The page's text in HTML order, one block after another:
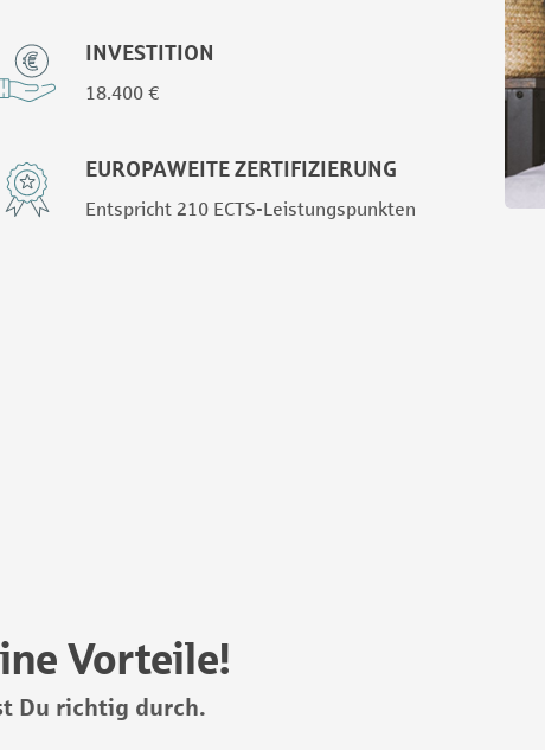
INVESTITION
18.400 €
EUROPAWEITE ZERTIFIZIERUNG
Entspricht 210 ECTS-Leistungspunkten
Vorteile!
Du richtig durch.